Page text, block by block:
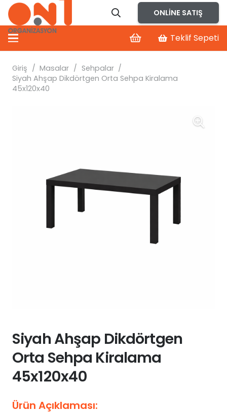
ONLINE SATIŞ
Teklif Sepeti
Giriş / Masalar / Sehpalar /
Siyah Ahşap Dikdörtgen Orta Sehpa Kiralama
45x120x40
Siyah Ahşap Dikdörtgen
Orta Sehpa Kiralama
45x120x40
Ürün Açıklaması: